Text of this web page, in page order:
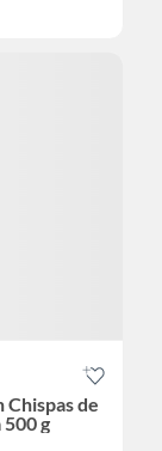
Chispas de
g